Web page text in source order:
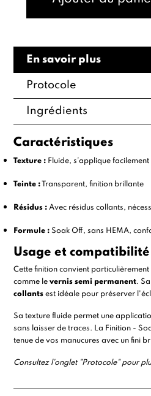
En savoir plus
Protocole
Ingrédients
Caractéristiques
Texture : Fluide, s’applique facilement
Teinte :Transparent, finition brillante
Résidus : Avec résidus collants,
Formule : Soak Off, sans HEMA,
Usage et compatibilité
Cette finition convient
comme levernis semi permanent.
collants est idéale pour préserver
Sa texture fluide permet une
sans laisser de traces. La Finition -
tenue de vos manucures avec un fini
Consultez l'onglet "Protocole" pour